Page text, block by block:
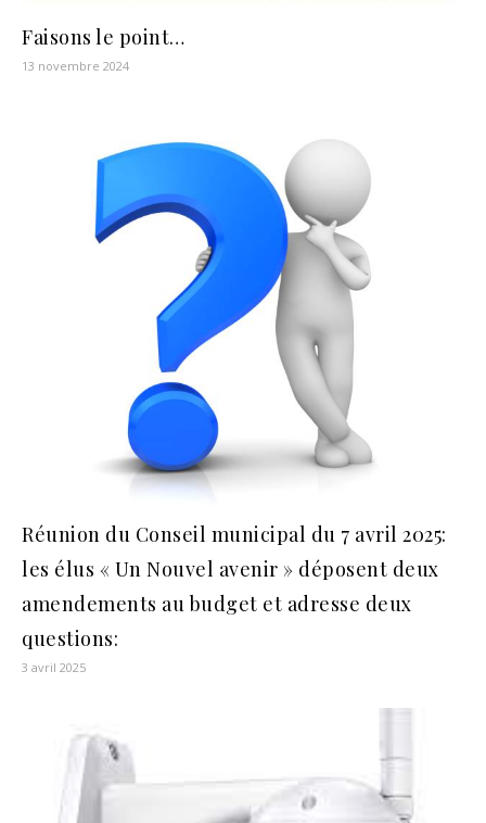
Faisons le point…
13 novembre 2024
Réunion du Conseil municipal du 7 avril 2025:
les élus « Un Nouvel avenir » déposent deux
amendements au budget et adresse deux
questions:
3 avril 2025